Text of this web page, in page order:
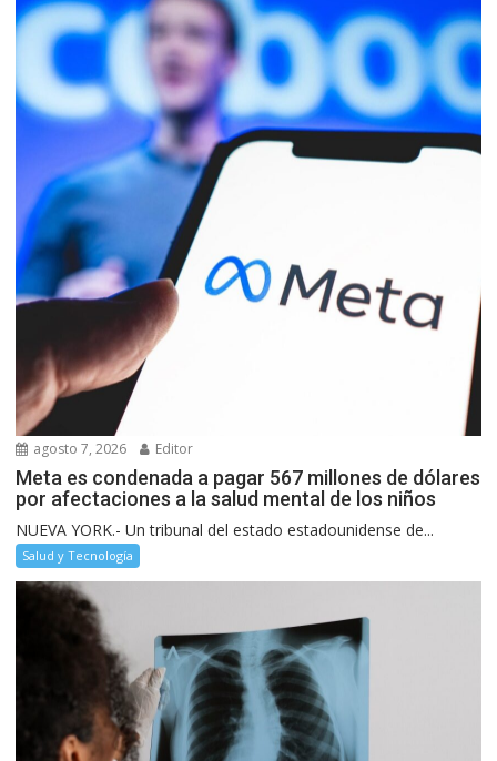
agosto 7, 2026 Editor
Meta es condenada a pagar 567 millones de dólares
por afectaciones a la salud mental de los niños
NUEVA YORK.- Un tribunal del estado estadounidense de...
Salud y Tecnología